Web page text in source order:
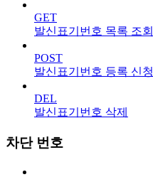
GET
발신표기번호 목록 조회
POST
발신표기번호 등록 신청
DEL
발신표기번호 삭제
차단 번호